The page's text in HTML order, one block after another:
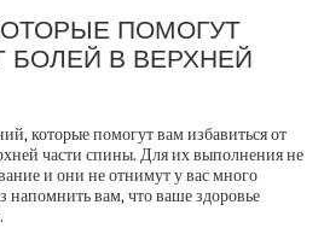
ПОМОГУТ
БОЛЕЙ В ВЕРХНЕЙ
которые помогут вам избавиться от
части спины. Для их выполнения не
и они не отнимут у вас много
напомнить вам, что ваше здоровье